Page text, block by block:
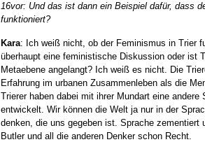
16vor: Und das ist dann ein Beispiel dafür, dass
funktioniert?
Kara: Ich weiß nicht, ob der Feminismus in Trier
überhaupt eine feministische Diskussion oder ist
Metaebene angelangt? Ich weiß es nicht. Die
Erfahrung im urbanen Zusammenleben als die
Trierer haben dabei mit ihrer Mundart eine
entwickelt. Wir können die Welt ja nur in der
denken, die uns gegeben ist. Sprache zementiert
Butler und all die anderen Denker schon Recht.